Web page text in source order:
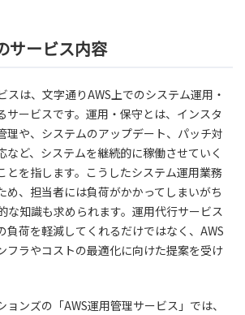
サービス内容
スは、文字通りAWS上でのシステム運用・
サービスです。運用・保守とは、インスタ
理や、システムのアップデート、パッチ対
など、システムを継続的に稼働させていく
とを指します。こうしたシステム運用業務
め、担当者には負荷がかかってしまいがち
な知識も求められます。運用代行サービス
負荷を軽減してくれるだけではなく、AWS
フラやコストの最適化に向けた提案を受け
ンズの「AWS運用管理サービス」では、